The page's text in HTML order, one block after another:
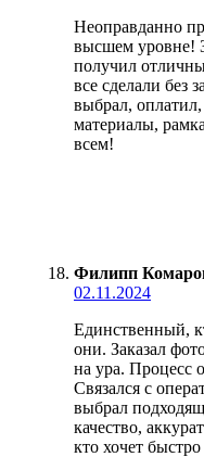
Неоправданно
высшем уровне!
получил
все сделали без
выбрал,
материалы,
всем!
Филипп
02.11.2024
Единственный,
они. Заказал
на ура. Процесс
Связался с
выбрал
качество,
кто хочет